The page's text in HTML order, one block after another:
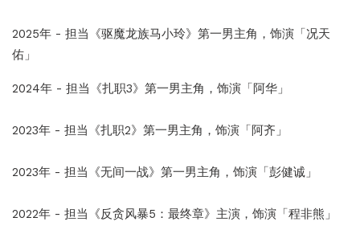
2025年 - 担当《驱魔龙族马小玲》第一男主角，饰演「况天
佑」
2024年 - 担当《扎职3》第一男主角，饰演「阿华」
2023年 - 担当《扎职2》第一男主角，饰演「阿齐」
2023年 - 担当《无间一战》第一男主角，饰演「彭健诚」
2022年 - 担当《反贪风暴5：最终章》主演，饰演「程非熊」